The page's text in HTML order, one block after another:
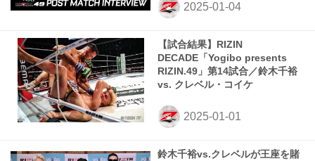
【試合結果】RIZIN
DECADE「Yogibo presents
RIZIN.49」第14試合／鈴木千裕
vs. クレベル・コイケ
鈴木千裕vs.クレベルが王座を賭